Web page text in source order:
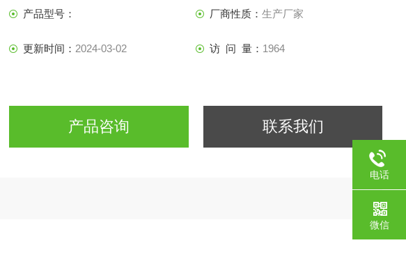
产品型号： 厂商性质：生产厂家
更新时间： 2024-03-02 访 问 量： 1964
产品咨询 联系我们
电话
微信